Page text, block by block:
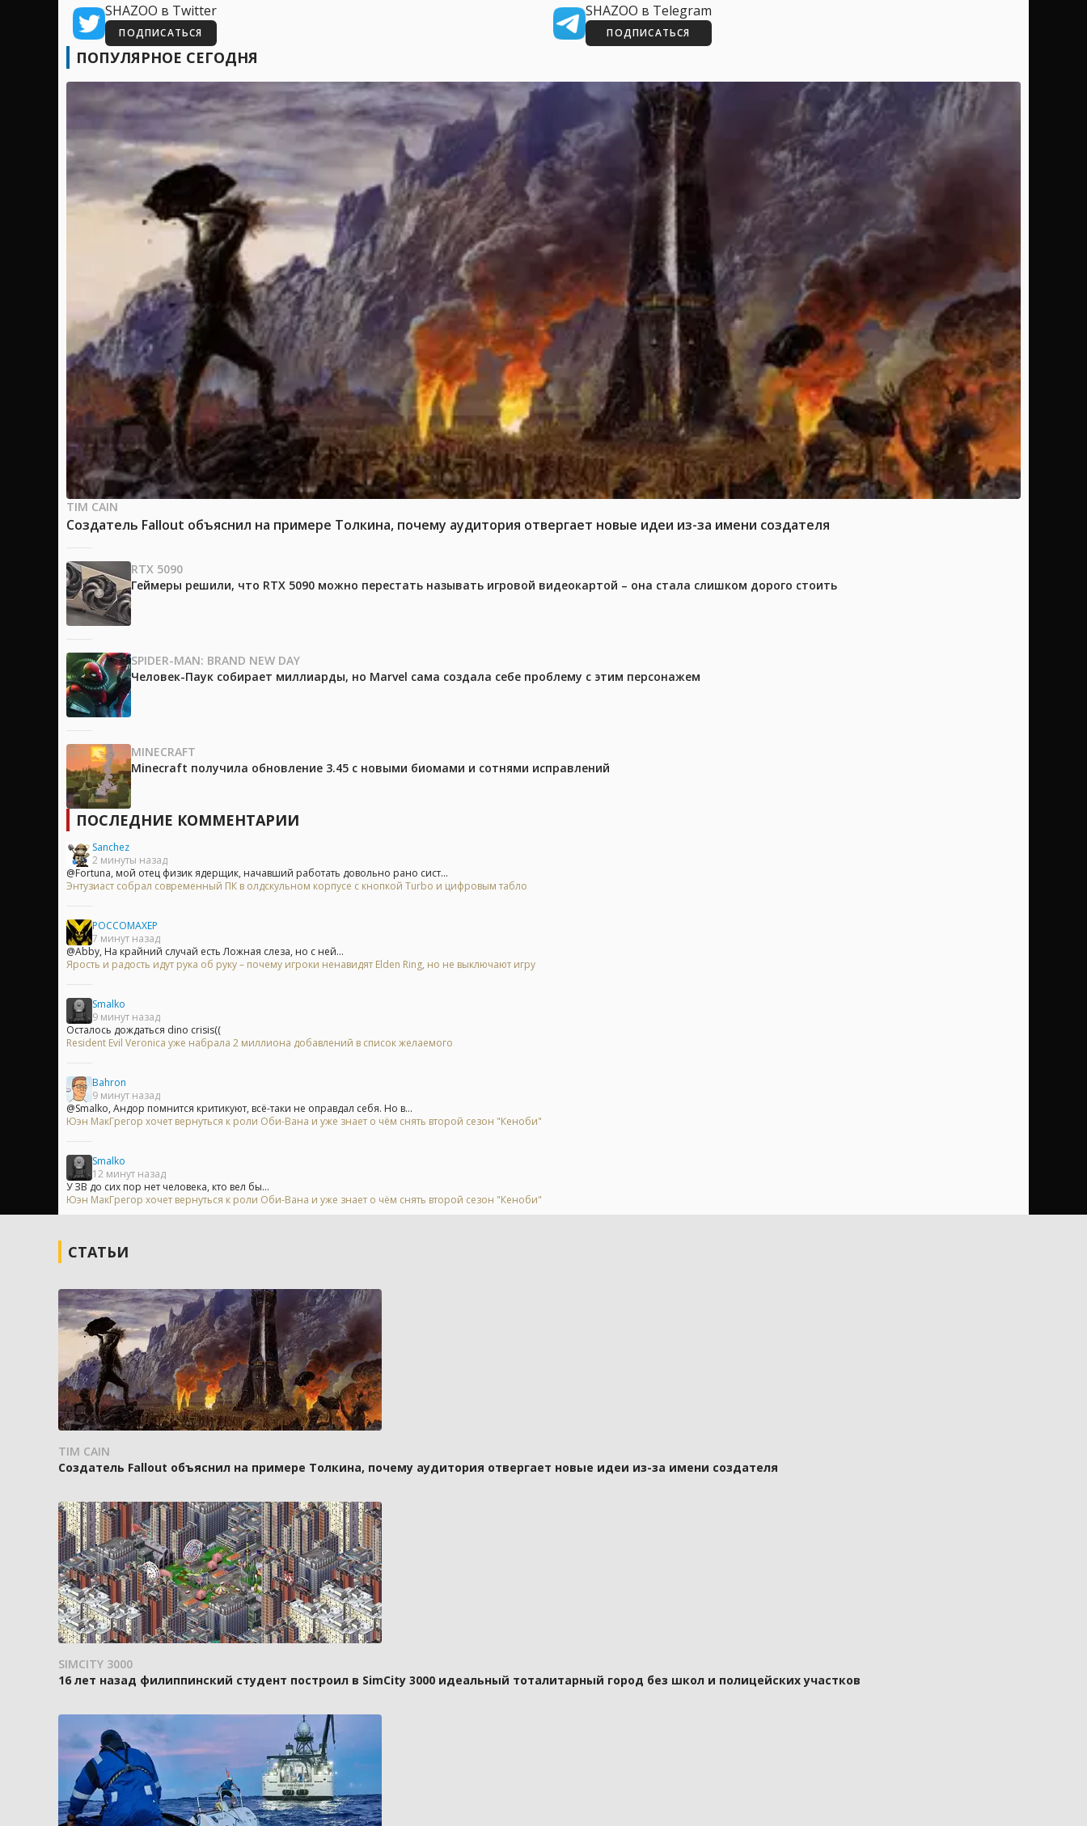
SHAZOO в Twitter
ПОДПИСАТЬСЯ
SHAZOO в Telegram
ПОДПИСАТЬСЯ
ПОПУЛЯРНОЕ СЕГОДНЯ
TIM CAIN
Создатель Fallout объяснил на примере Толкина, почему аудитория отвергает новые идеи из-за имени создателя
RTX 5090
Геймеры решили, что RTX 5090 можно перестать называть игровой видеокартой – она стала слишком дорого стоить
SPIDER-MAN: BRAND NEW DAY
Человек-Паук собирает миллиарды, но Marvel сама создала себе проблему с этим персонажем
MINECRAFT
Minecraft получила обновление 3.45 с новыми биомами и сотнями исправлений
ПОСЛЕДНИЕ КОММЕНТАРИИ
Sanchez
2 минуты назад
@Fortuna, мой отец физик ядерщик, начавший работать довольно рано сист...
Энтузиаст собрал современный ПК в олдскульном корпусе с кнопкой Turbo и цифровым табло
POCCOMAXEP
7 минут назад
@Abby, На крайний случай есть Ложная слеза, но с ней...
Ярость и радость идут рука об руку – почему игроки ненавидят Elden Ring, но не выключают игру
Smalko
9 минут назад
Осталось дождаться dino crisis((
Resident Evil Veronica уже набрала 2 миллиона добавлений в список желаемого
Bahron
9 минут назад
@Smalko, Андор помнится критикуют, всё-таки не оправдал себя. Но в...
Юэн МакГрегор хочет вернуться к роли Оби-Вана и уже знает о чём снять второй сезон "Кеноби"
Smalko
12 минут назад
У ЗВ до сих пор нет человека, кто вел бы...
Юэн МакГрегор хочет вернуться к роли Оби-Вана и уже знает о чём снять второй сезон "Кеноби"
СТАТЬИ
TIM CAIN
Создатель Fallout объяснил на примере Толкина, почему аудитория отвергает новые идеи из-за имени создателя
SIMCITY 3000
16 лет назад филиппинский студент построил в SimCity 3000 идеальный тоталитарный город без школ и полицейских участков